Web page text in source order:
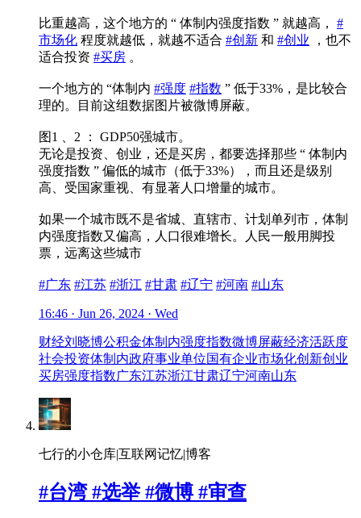
比重越高，这个地方的 “ 体制内强度指数 ” 就越高， #
市场化 程度就越低，就越不适合 #创新 和 #创业 ，也不
适合投资 #买房 。
一个地方的 “体制内 #强度 #指数 ” 低于33%，是比较合
理的。目前这组数据图片被微博屏蔽。
图1 、2 ： GDP50强城市。
无论是投资、创业，还是买房，都要选择那些 “ 体制内
强度指数 ” 偏低的城市（低于33%），而且还是级别
高、受国家重视、有显著人口增量的城市。
如果一个城市既不是省城、直辖市、计划单列市，体制
内强度指数又偏高，人口很难增长。人民一般用脚投
票，远离这些城市
#广东 #江苏 #浙江 #甘肃 #辽宁 #河南 #山东
16:46 · Jun 26, 2024 · Wed
财经刘晓博公积金体制内强度指数微博屏蔽经济活跃度
社会投资体制内政府事业单位国有企业市场化创新创业
买房强度指数广东江苏浙江甘肃辽宁河南山东
七行的小仓库|互联网记忆|博客
#台湾 #选举 #微博 #审查